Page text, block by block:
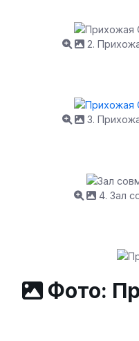
2.
3.
4. Зал
Фото: